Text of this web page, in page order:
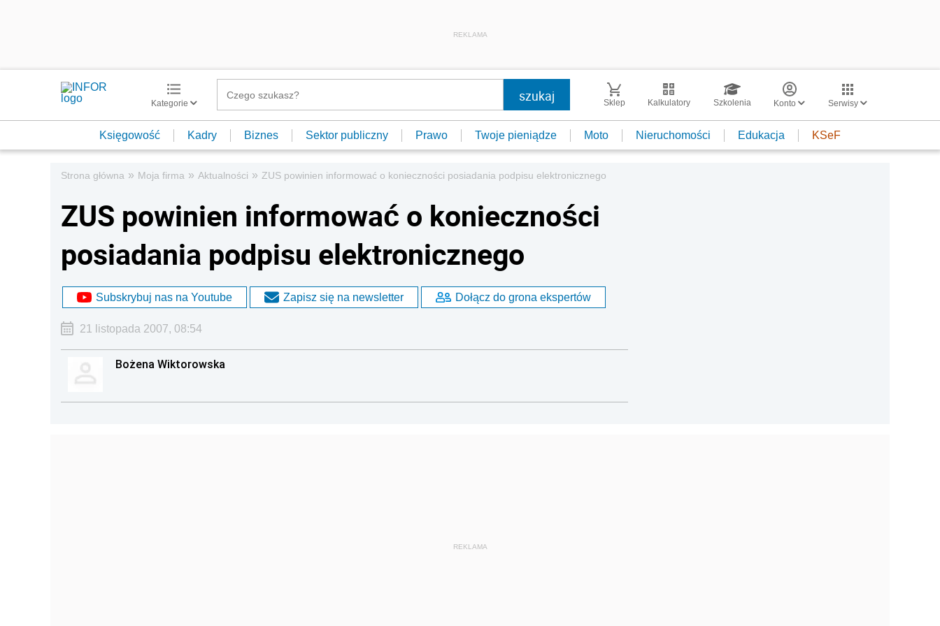
REKLAMA
Kategorie Sklep Kalkulatory Szkolenia Konto Serwisy
Księgowość Kadry Biznes Sektor publiczny Prawo Twoje pieniądze Moto Nieruchomości Edukacja KSeF
Strona główna » Moja firma » Aktualności » ZUS powinien informować o konieczności posiadania podpisu elektronicznego
ZUS powinien informować o konieczności
posiadania podpisu elektronicznego
Subskrybuj nas na Youtube Zapisz się na newsletter Dołącz do grona ekspertów
21 listopada 2007, 08:54
Bożena Wiktorowska